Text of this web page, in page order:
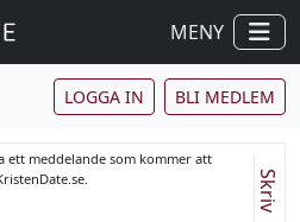
MENY
LOGGA IN BLI MEDLEM
ett meddelande som kommer att
Skriv